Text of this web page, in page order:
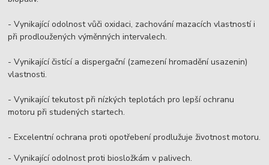
- Vynikající odolnost vůči oxidaci, zachování mazacích vlastností i
při prodloužených výměnných intervalech.
- Vynikající čistící a dispergační (zamezení hromadění usazenin)
vlastnosti.
- Vynikající tekutost při nízkých teplotách pro lepší ochranu
motoru při studených startech.
- Excelentní ochrana proti opotřebení prodlužuje životnost motoru.
- Vynikající odolnost proti biosložkám v palivech.